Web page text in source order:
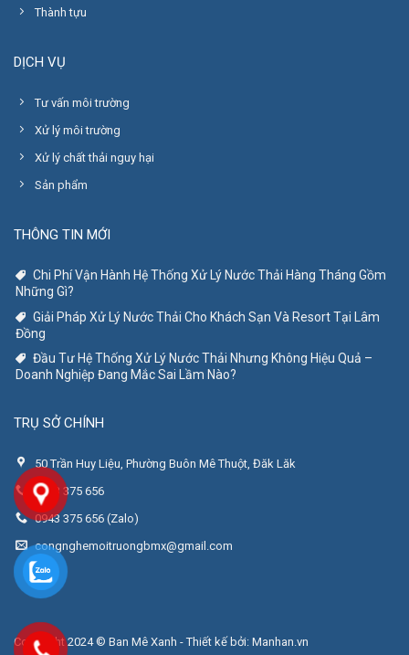
Thành tựu
DỊCH VỤ
Tư vấn môi trường
Xử lý môi trường
Xử lý chất thải nguy hại
Sản phẩm
THÔNG TIN MỚI
Chi Phí Vận Hành Hệ Thống Xử Lý Nước Thải Hàng Tháng Gồm
Những Gì?
Giải Pháp Xử Lý Nước Thải Cho Khách Sạn Và Resort Tại Lâm
Đồng
Đầu Tư Hệ Thống Xử Lý Nước Thải Nhưng Không Hiệu Quả –
Doanh Nghiệp Đang Mắc Sai Lầm Nào?
TRỤ SỞ CHÍNH
50 Trần Huy Liệu, Phường Buôn Mê Thuột, Đăk Lăk
0943 375 656
0943 375 656 (Zalo)
congnghemoitruongbmx@gmail.com
Copyright 2024 © Ban Mê Xanh - Thiết kế bởi: Manhan.vn